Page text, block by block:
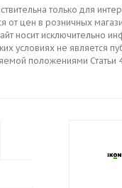
только для
от цен в розничных
носит исключительно
условиях не является
положениями Статьи